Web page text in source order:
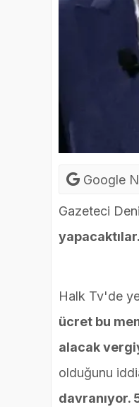
Google
Gazeteci
Halk Tv'de
ücret bu
alacak
olduğunu
davranıyor.